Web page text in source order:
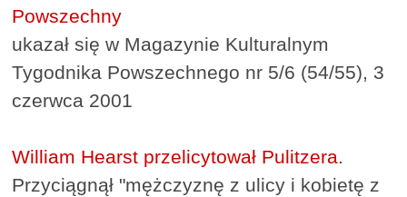
Powszechny
ukazał się w Magazynie Kulturalnym
Tygodnika Powszechnego nr 5/6 (54/55), 3
czerwca 2001
William Hearst przelicytował Pulitzera.
Przyciągnął "mężczyznę z ulicy i kobietę z